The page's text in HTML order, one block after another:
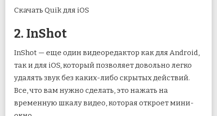
Скачать Quik для iOS
2. InShot
InShot — еще один видеоредактор как для Android,
так и для iOS, который позволяет довольно легко
удалять звук без каких-либо скрытых действий.
Все, что вам нужно сделать, это нажать на
временную шкалу видео, которая откроет мини-